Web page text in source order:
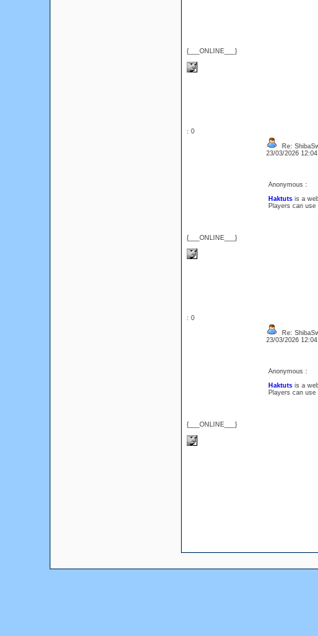
{___ONLINE___}
: 0
{___ONLINE___}
Re:
23/03/2026
Anonymous :
Haktutsis a
Players can
: 0
{___ONLINE___}
Re:
23/03/2026
Anonymous :
Haktutsis a
Players can